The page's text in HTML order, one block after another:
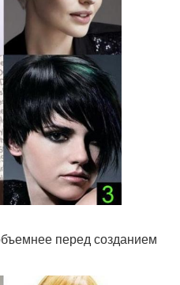
перед созданием